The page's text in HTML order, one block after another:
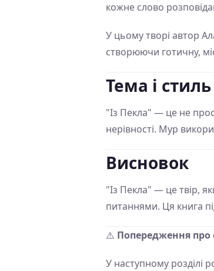
кожне слово
У цьому творі автор
створюючи готичну,
Тема і стиль
"Із Пекла" — це не
нерівності. Мур
Висновок
"Із Пекла" — це твір,
питаннями. Ця книга
⚠️ Попередження про
У наступному розділі